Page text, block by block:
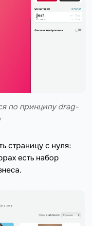
по принципу drag-
страницу с нуля:
есть набор